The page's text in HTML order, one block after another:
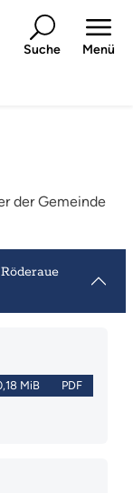
Suche Menü
der Gemeinde
MiB PDF